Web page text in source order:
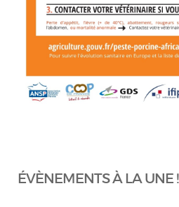
ÉVÈNEMENTS À LA UNE !